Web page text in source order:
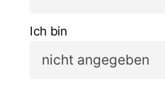
Ich bin